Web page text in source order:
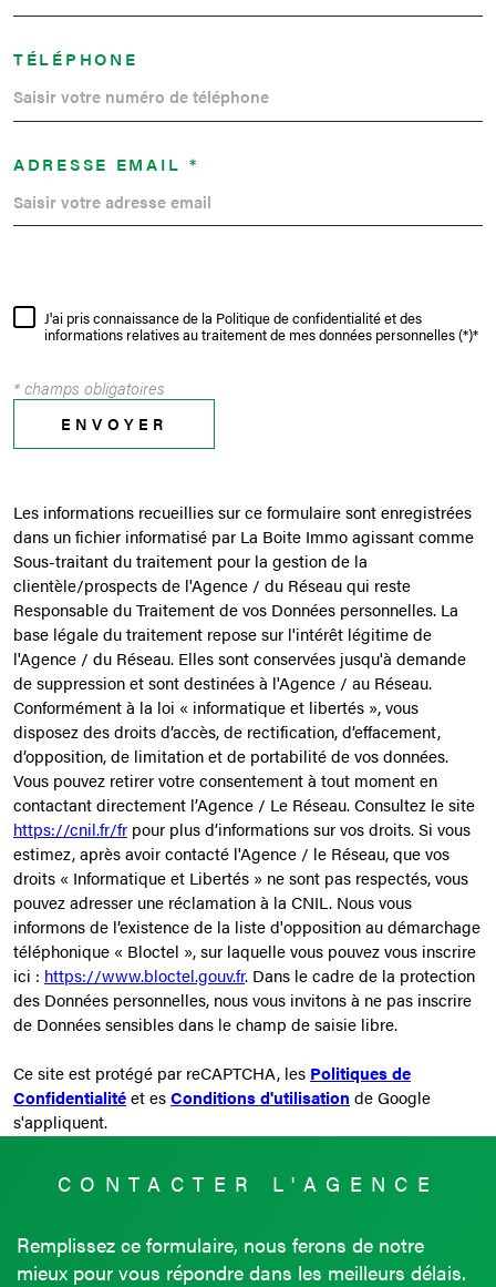
TÉLÉPHONE
ADRESSE EMAIL *
J'ai pris connaissance de la Politique de confidentialité et des
informations relatives au traitement de mes données personnelles (*)*
* champs obligatoires
ENVOYER
Les informations recueillies sur ce formulaire sont enregistrées
dans un fichier informatisé par La Boite Immo agissant comme
Sous-traitant du traitement pour la gestion de la
clientèle/prospects de l'Agence / du Réseau qui reste
Responsable du Traitement de vos Données personnelles. La
base légale du traitement repose sur l'intérêt légitime de
l'Agence / du Réseau. Elles sont conservées jusqu'à demande
de suppression et sont destinées à l'Agence / au Réseau.
Conformément à la loi « informatique et libertés », vous
disposez des droits d’accès, de rectification, d’effacement,
d’opposition, de limitation et de portabilité de vos données.
Vous pouvez retirer votre consentement à tout moment en
contactant directement l’Agence / Le Réseau. Consultez le site
https://cnil.fr/fr pour plus d’informations sur vos droits. Si vous
estimez, après avoir contacté l'Agence / le Réseau, que vos
droits « Informatique et Libertés » ne sont pas respectés, vous
pouvez adresser une réclamation à la CNIL. Nous vous
informons de l’existence de la liste d'opposition au démarchage
téléphonique « Bloctel », sur laquelle vous pouvez vous inscrire
ici : https://www.bloctel.gouv.fr. Dans le cadre de la protection
des Données personnelles, nous vous invitons à ne pas inscrire
de Données sensibles dans le champ de saisie libre.
Ce site est protégé par reCAPTCHA, les Politiques de
Confidentialitéet esConditions d'utilisation de Google
s'appliquent.
CONTACTER L'AGENCE
Remplissez ce formulaire, nous ferons de notre
mieux pour vous répondre dans les meilleurs délais.